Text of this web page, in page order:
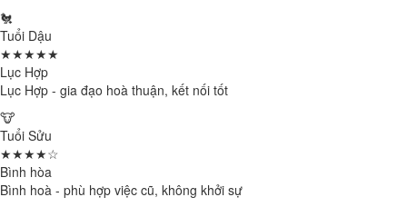
🐔
Tuổi Dậu
★★★★★
Lục Hợp
Lục Hợp - gia đạo hoà thuận, kết nối tốt
🐮
Tuổi Sửu
★★★★☆
Bình hòa
Bình hoà - phù hợp việc cũ, không khởi sự